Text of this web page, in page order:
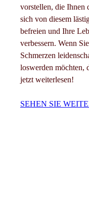
vorstellen, die Ihnen
sich von diesem
befreien und Ihre
verbessern. Wenn
Schmerzen
loswerden möchten,
jetzt weiterlesen!
SEHEN SIE